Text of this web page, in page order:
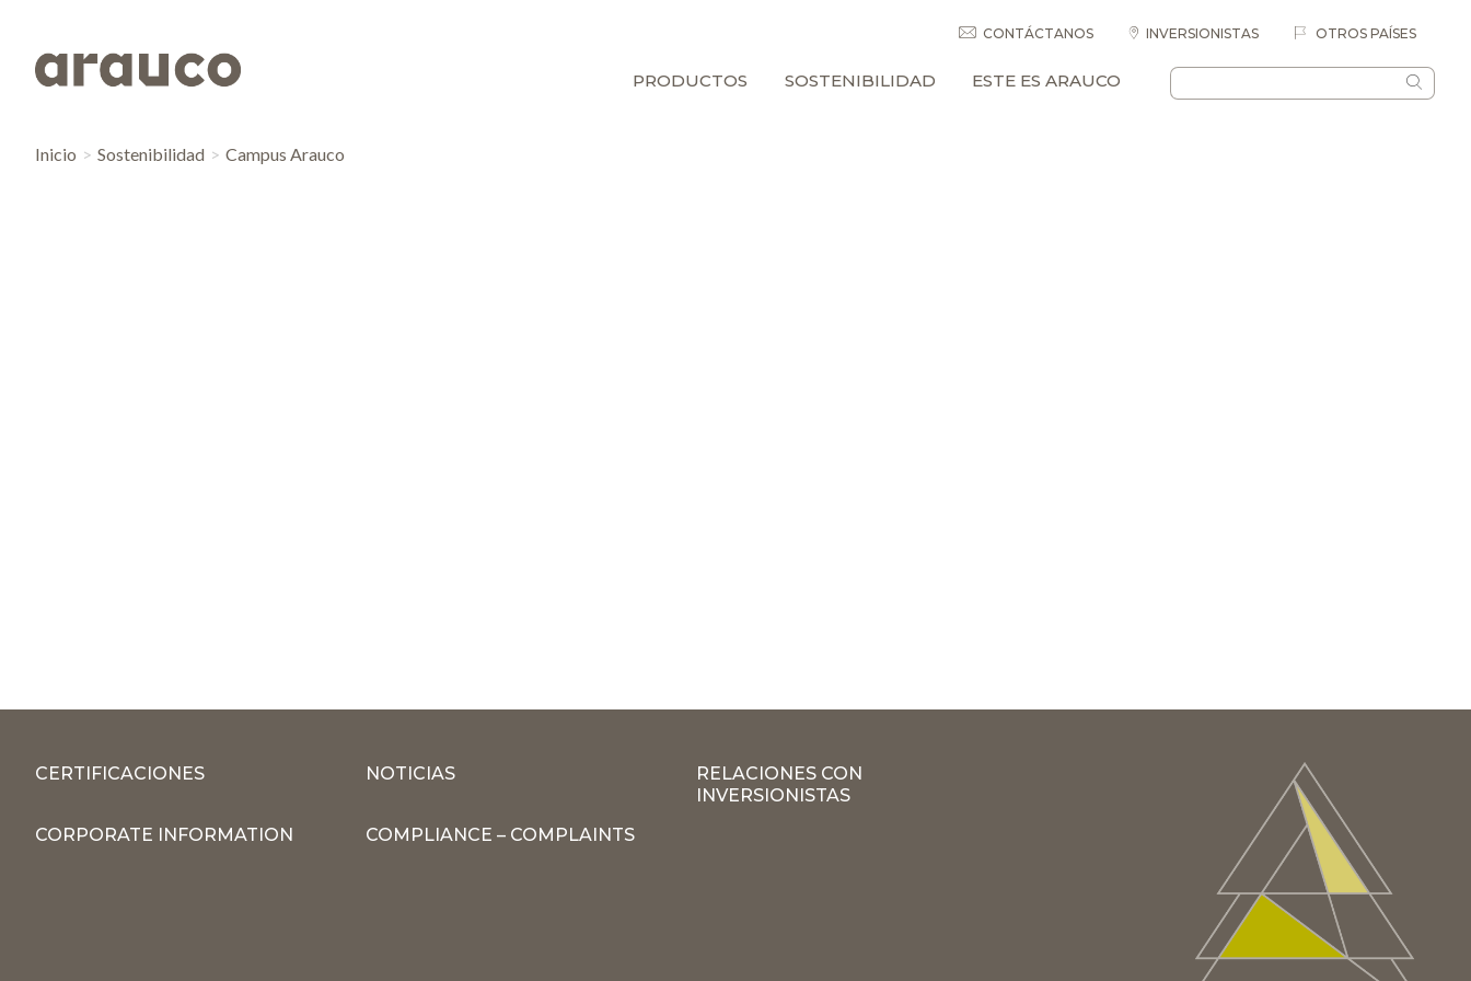
CONTÁCTANOS INVERSIONISTAS OTROS PAÍSES
PRODUCTOS SOSTENIBILIDAD ESTE ES ARAUCO
Inicio Sostenibilidad Campus Arauco
CERTIFICACIONES NOTICIAS
RELACIONES CON
INVERSIONISTAS
CORPORATE INFORMATION
COMPLIANCE – COMPLAINTS